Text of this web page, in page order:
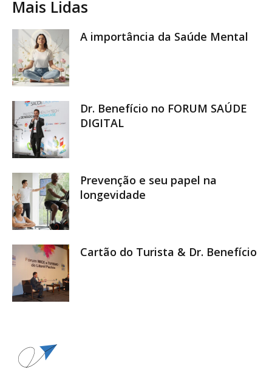
Mais Lidas
A importância da Saúde Mental
Dr. Benefício no FORUM SAÚDE
DIGITAL
Prevenção e seu papel na
longevidade
Cartão do Turista & Dr. Benefício